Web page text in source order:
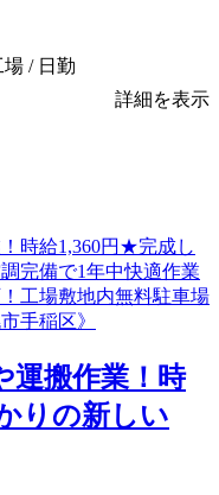
/ 日勤
詳細を表示
運搬作業！時
りの新しい